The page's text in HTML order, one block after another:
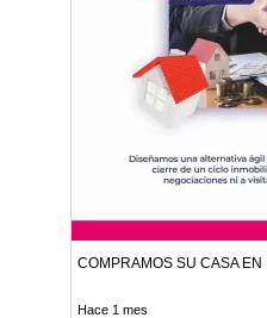
COMPRAMOS SU CASA EN
Hace 1 mes